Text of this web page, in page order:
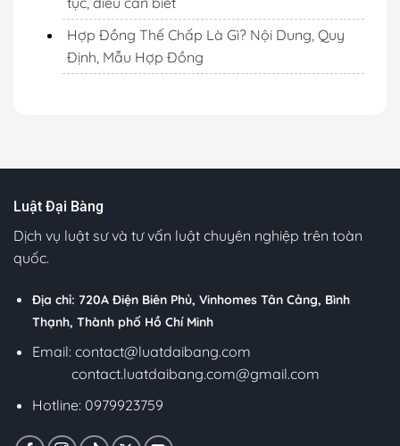
Hợp Đồng Thế Chấp Là Gì? Nội Dung, Quy
Định, Mẫu Hợp Đồng
Luật Đại Bàng
Dịch vụ luật sư và tư vấn luật chuyên nghiệp trên toàn
quốc.
Địa chỉ: 720A Điện Biên Phủ, Vinhomes Tân Cảng, Bình
Thạnh, Thành phố Hồ Chí Minh
Email: contact@luatdaibang.com
contact.luatdaibang.com@gmail.com
Hotline: 0979923759